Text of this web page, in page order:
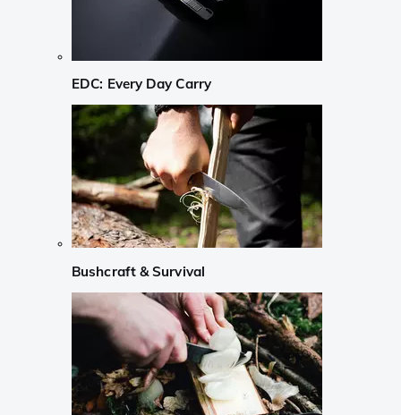
EDC: Every Day Carry
Bushcraft & Survival